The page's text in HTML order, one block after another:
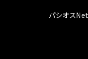
パシオスNet